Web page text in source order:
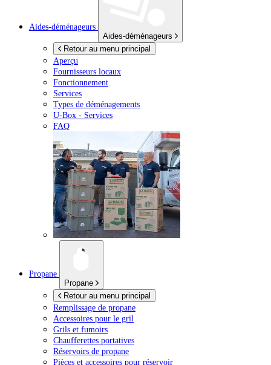
Aides-déménageurs
Aides-déménageurs
Retour au menu principal
Aperçu
Fournisseurs locaux
Fonctionnement
Services
Types de déménagements
U-Box - Services
FAQ
Propane
Propane
Retour au menu principal
Remplissage de propane
Accessoires pour le gril
Grils et fumoirs
Chaufferettes portatives
Réservoirs de propane
Pièces et accessoires pour réservoir